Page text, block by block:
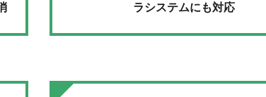
ラシステムにも対応